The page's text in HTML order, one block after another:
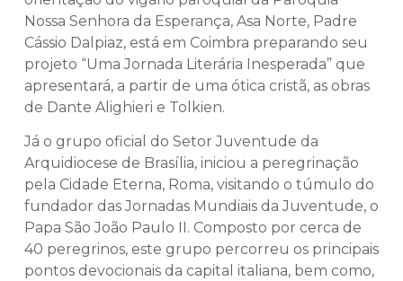
Nossa Senhora da Esperança, Asa Norte, Padre
Cássio Dalpiaz, está em Coimbra preparando seu
projeto “Uma Jornada Literária Inesperada” que
apresentará, a partir de uma ótica cristã, as obras
de Dante Alighieri e Tolkien.
Já o grupo oficial do Setor Juventude da
Arquidiocese de Brasília, iniciou a peregrinação
pela Cidade Eterna, Roma, visitando o túmulo do
fundador das Jornadas Mundiais da Juventude, o
Papa São João Paulo II. Composto por cerca de
40 peregrinos, este grupo percorreu os principais
pontos devocionais da capital italiana, bem como,